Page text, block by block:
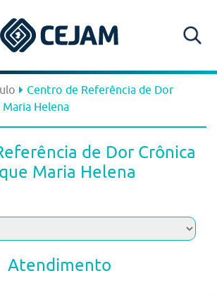
Centro de Referência de Dor
Helena
de Dor Crônica
Maria Helena
Atendimento